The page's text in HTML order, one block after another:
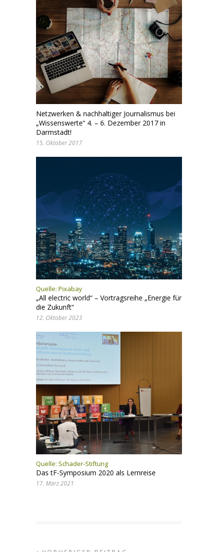
Netzwerken & nachhaltiger Journalismus bei
„Wissenswerte“ 4. – 6. Dezember 2017 in
Darmstadt!
15. Oktober 2017
Quelle: Pixabay
„All electric world“ – Vortragsreihe „Energie für
die Zukunft“
12. Oktober 2023
Quelle: Schader-Stiftung
Das tF-Symposium 2020 als Lernreise
17. März 2021